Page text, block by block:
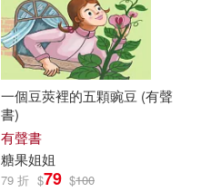
一個豆莢裡的五顆豌豆 (有聲
書)
有聲書
糖果姐姐
79 折 $79 $100